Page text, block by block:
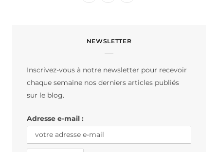
e
t
m
T
NEWSLETTER
Inscrivez-vous à notre newsletter pour recevoir
chaque semaine nos derniers articles publiés
sur le blog.
Adresse e-mail :